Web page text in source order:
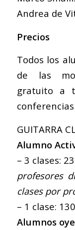
Andrea de
Precios
Todos los
de las
gratuito a
GUITARRA
Alumno
– 3 clases:
profesores
clases por
– 1 clase:
Alumnos